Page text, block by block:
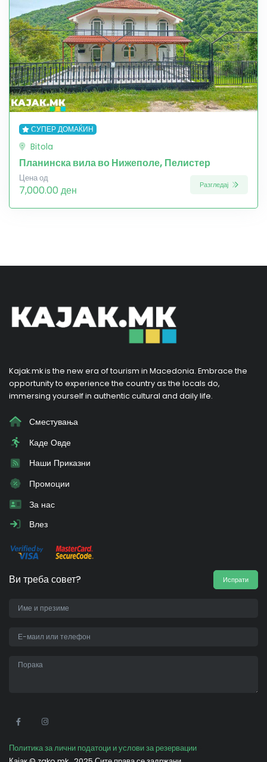
СУПЕР ДОМАЌИН
Bitola
Планинска вила во Нижеполе, Пелистер
Цена од
7,000.00 ден Разгледај
Kajak.mk is the new era of tourism in Macedonia. Embrace the
opportunity to experience the country as the locals do,
immersing yourself in authentic cultural and daily life.
Сместувања
Каде Овде
Наши Приказни
Промоции
За нас
Влез
Ви треба совет? Испрати
Политика за лични податоци и услови за резервации